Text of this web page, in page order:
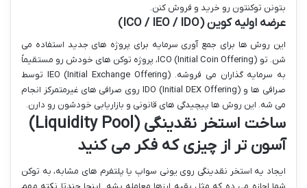
بتونن توکنتون رو خرید و فروش کنن.
عرضه اولیه کوین (ICO / IEO / IDO)
این روش ها برای جمع آوری سرمایه برای پروژه های جدید استفاده می
شن. تو ICO (Initial Coin Offering)، پروژه توکن های خودش رو مستقیماً
به سرمایه گذاران می فروشه. IEO (Initial Exchange Offering) توسط
صرافی ها و IDO (Initial DEX Offering) روی صرافی های غیرمتمرکز انجام
می شه. این روش ها پیچیدگی های قانونی و بازاریابی خودشون رو دارن.
ساخت استخر نقدینگی (Liquidity Pool)
آسون تر از چیزی که فکر می کنید
ایجاد یه استخر نقدینگی روی یونی سواپ یا پلتفرم های مشابه، به توکن